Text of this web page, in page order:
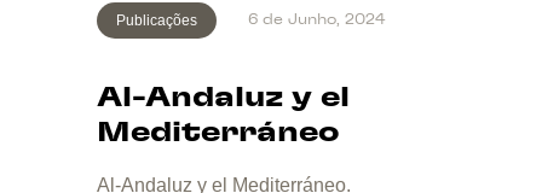
Publicações
Al-Andaluz y el
Mediterráneo
6 de Junho, 2024
Al-Andaluz y el Mediterráneo.